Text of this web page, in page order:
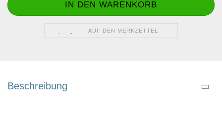
AUF DEN MERKZETTEL
Beschreibung